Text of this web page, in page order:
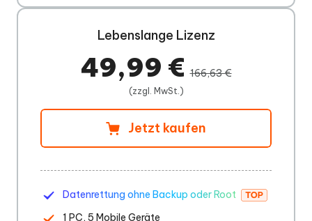
Lebenslange Lizenz
49,99 €166,63 €
(zzgl. MwSt.)
Jetzt kaufen
Datenrettung ohne Backup oder Root
1 PC, 5 Mobile Geräte